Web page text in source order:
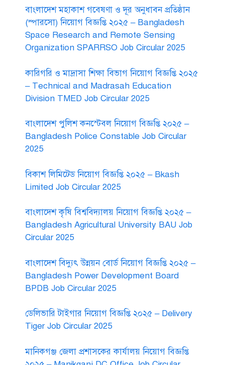
বাংলাদেশ মহাকাশ গবেষণা ও দূর অনুধাবন প্রতিষ্ঠান
(স্পারসো) নিয়োগ বিজ্ঞপ্তি ২০২৫ – Bangladesh
Space Research and Remote Sensing
Organization SPARRSO Job Circular 2025
কারিগরি ও মাদ্রাসা শিক্ষা বিভাগ নিয়োগ বিজ্ঞপ্তি ২০২৫
– Technical and Madrasah Education
Division TMED Job Circular 2025
বাংলাদেশ পুলিশ কনস্টেবল নিয়োগ বিজ্ঞপ্তি ২০২৫ –
Bangladesh Police Constable Job Circular
2025
বিকাশ লিমিটেড নিয়োগ বিজ্ঞপ্তি ২০২৫ – Bkash
Limited Job Circular 2025
বাংলাদেশ কৃষি বিশ্ববিদ্যালয় নিয়োগ বিজ্ঞপ্তি ২০২৫ –
Bangladesh Agricultural University BAU Job
Circular 2025
বাংলাদেশ বিদ্যুৎ উন্নয়ন বোর্ড নিয়োগ বিজ্ঞপ্তি ২০২৫ –
Bangladesh Power Development Board
BPDB Job Circular 2025
ডেলিভারি টাইগার নিয়োগ বিজ্ঞপ্তি ২০২৫ – Delivery
Tiger Job Circular 2025
মানিকগঞ্জ জেলা প্রশাসকের কার্যালয় নিয়োগ বিজ্ঞপ্তি